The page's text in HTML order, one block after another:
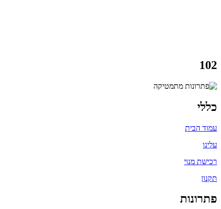
102
כללי
עמוד הבית
עלינו
רכישת מנוי
תקנון
פתרונות